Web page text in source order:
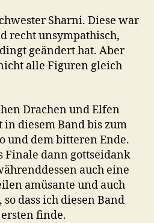
Sharni. Diese war
recht unsympathisch,
geändert hat. Aber
alle Figuren gleich
Drachen und Elfen
diesem Band bis zum
und dem bitteren Ende.
Finale dann gottseidank
auch eine
amüsante und auch
dass ich diesen Band
ersten finde.